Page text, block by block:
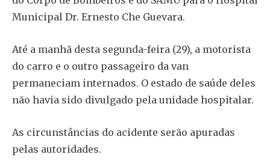
Municipal Dr. Ernesto Che Guevara.
Até a manhã desta segunda-feira (29), a motorista
do carro e o outro passageiro da van
permaneciam internados. O estado de saúde deles
não havia sido divulgado pela unidade hospitalar.
As circunstâncias do acidente serão apuradas
pelas autoridades.